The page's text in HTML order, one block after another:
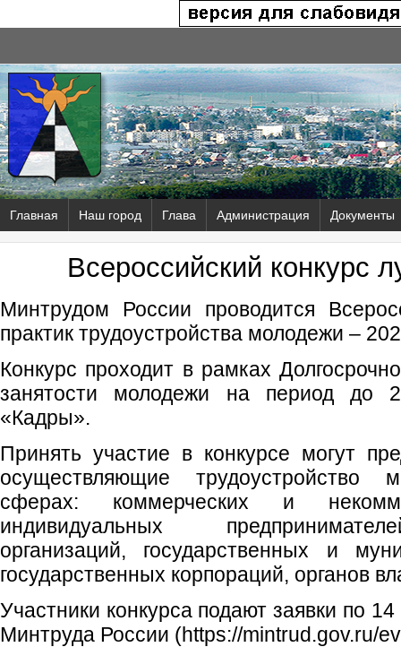
Главная Наш город Глава Администрация Документы
Всероссийский конкурс
Минтрудом России проводится
практик трудоустройства молодежи –
Конкурс проходит в рамках
занятости молодежи на период до
«Кадры».
Принять участие в конкурсе могут
осуществляющие трудоустройство
сферах: коммерческих и
индивидуальных
организаций, государственных и
государственных корпораций, органов
Участники конкурса подают заявки по
Минтруда России (https://mintrud.gov.ru/